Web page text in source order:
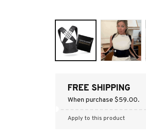
FREE SHIPPING
When purchase $59.00.
Apply to this product